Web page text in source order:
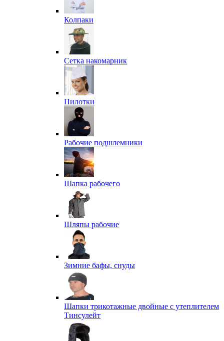
Колпаки
Сетка накомарник
Пилотки
Рабочие подшлемники
Шапка рабочего
Шляпы рабочие
Зимние бафы, снуды
Шапки трикотажные двойные с утеплителем
Тинсулейт